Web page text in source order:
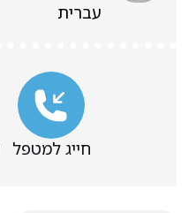
עברית
חייג למטפל